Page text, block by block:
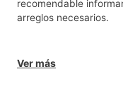
recomendable
arreglos necesarios.
Ver más